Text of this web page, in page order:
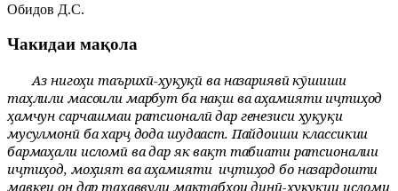
Обидов Д.С.
Чакидаи мақола
Аз нигоҳи таърихӣ-ҳуқуқӣ ва назариявӣ кӯшиши
таҳлили масоили марбут ба нақш ва аҳамияти иҷтиҳод
ҳамчун сарчашмаи ратсионалӣ дар генезиси ҳуқуқи
мусулмонӣ ба харҷ дода шудааст. Пайдоиши классикии
бармаҳали исломӣ ва дар як вақт табиати ратсионалии
иҷтиҳод, моҳият ва аҳамияти иҷтиҳод бо назардошти
мавқеи он дар таҳаввули мактабҳои динӣ-ҳуқуқии исломи